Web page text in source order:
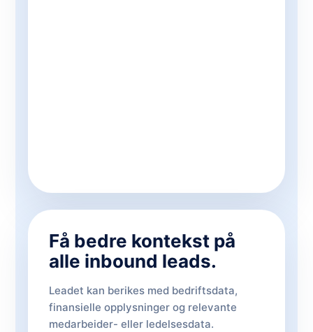
Få bedre kontekst på
alle inbound leads.
Leadet kan berikes med bedriftsdata,
finansielle opplysninger og relevante
medarbeider- eller ledelsesdata.